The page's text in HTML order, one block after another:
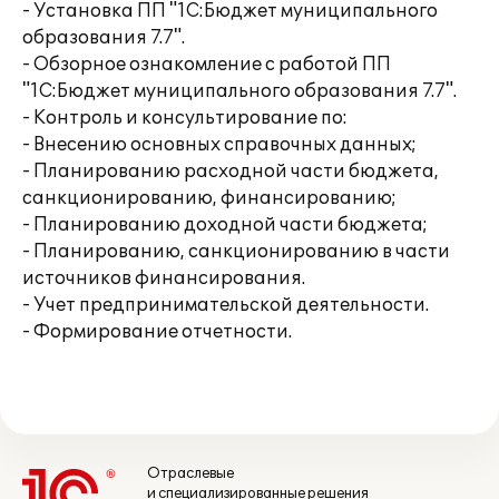
- Установка ПП "1С:Бюджет муниципального
образования 7.7".
- Обзорное ознакомление с работой ПП
"1С:Бюджет муниципального образования 7.7".
- Контроль и консультирование по:
- Внесению основных справочных данных;
- Планированию расходной части бюджета,
санкционированию, финансированию;
- Планированию доходной части бюджета;
- Планированию, санкционированию в части
источников финансирования.
- Учет предпринимательской деятельности.
- Формирование отчетности.
Отраслевые
и специализированные решения